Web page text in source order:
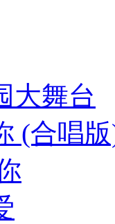
大舞台
(合唱